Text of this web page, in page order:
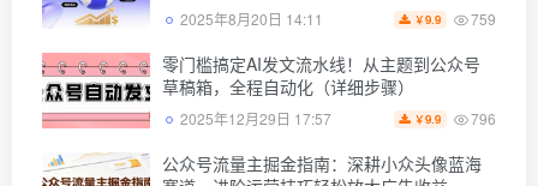
2025年8月20日 14:11 ￥9.9 759
零门槛搞定AI发文流水线！从主题到公众号
草稿箱，全程自动化（详细步骤）
2025年12月29日 17:57 ￥9.9 796
公众号流量主掘金指南：深耕小众头像蓝海